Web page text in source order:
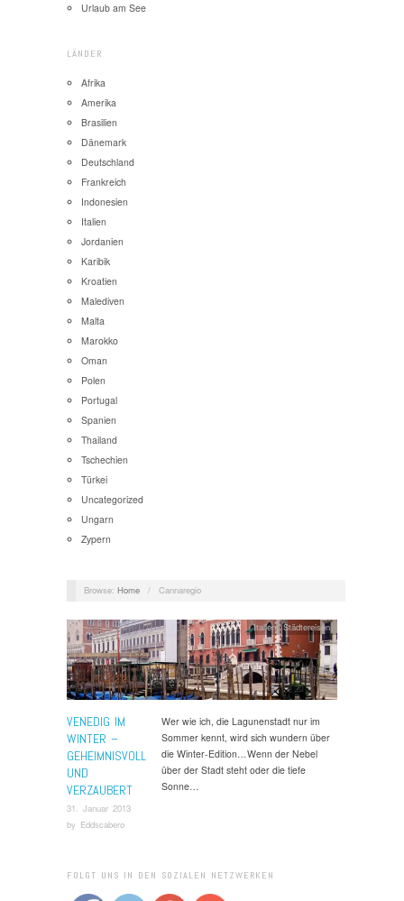
Urlaub am See
LÄNDER
Afrika
Amerika
Brasilien
Dänemark
Deutschland
Frankreich
Indonesien
Italien
Jordanien
Karibik
Kroatien
Malediven
Malta
Marokko
Oman
Polen
Portugal
Spanien
Thailand
Tschechien
Türkei
Uncategorized
Ungarn
Zypern
Browse: Home / Cannaregio
VENEDIG IM
WINTER –
GEHEIMNISVOLL
UND
VERZAUBERT
31. Januar 2013
by Eddscabero
Italien,Städtereisen
Wer wie ich, die Lagunenstadt nur im
Sommer kennt, wird sich wundern über
die Winter-Edition…Wenn der Nebel
über der Stadt steht oder die tiefe
Sonne…
FOLGT UNS IN DEN SOZIALEN NETZWERKEN